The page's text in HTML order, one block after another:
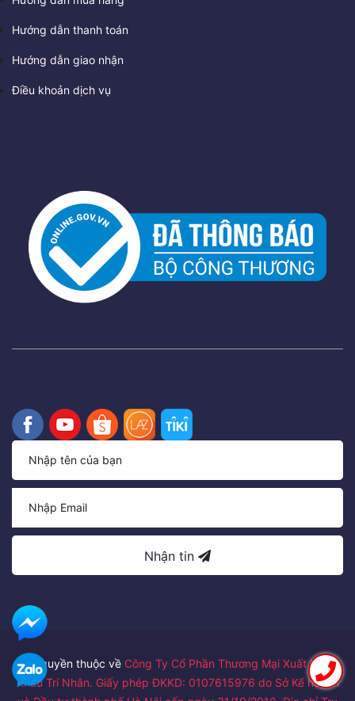
Hướng dẫn thanh toán
Hướng dẫn giao nhận
Điều khoản dịch vụ
Nhận tin
Bản quyền thuộc về Công Ty Cổ Phần Thương Mại Xuất Nhập
Khẩu Trí Nhân. Giấy phép ĐKKD: 0107615976 do Sở Kế hoạch